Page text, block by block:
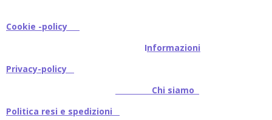
Cookie -policy
Informazioni
Privacy-policy
Chi siamo
Politica resi e spedizioni